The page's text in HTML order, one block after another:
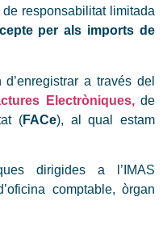
responsabilitat limitada
per als imports de
a través del
Electròniques,de
(FACe), al qual estam
dirigides a l’IMAS
comptable, òrgan